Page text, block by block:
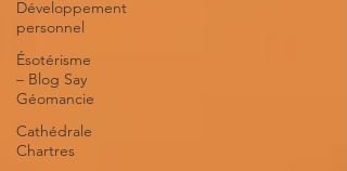
Développement
personnel
Ésotérisme
– Blog Say
Géomancie
Cathédrale
Chartres